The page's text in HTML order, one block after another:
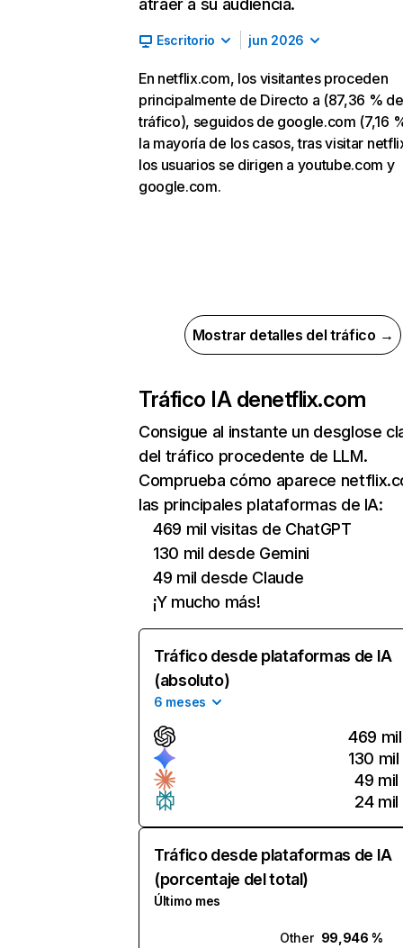
atraer a su audiencia.
Escritorio jun 2026
En netflix.com, los visitantes proceden
principalmente de Directo a (87,36 % de
tráfico), seguidos de google.com (7,16
la mayoría de los casos, tras visitar
los usuarios se dirigen a youtube.com y
google.com.
Mostrar detalles del tráfico →
Tráfico IA denetflix.com
Consigue al instante un desglose
del tráfico procedente de LLM.
Comprueba cómo aparece
las principales plataformas de IA:
469 mil visitas de ChatGPT
130 mil desde Gemini
49 mil desde Claude
¡Y mucho más!
Tráfico desde plataformas de IA
(absoluto)
6 meses
469 mil
130 mil
49 mil
24 mil
Tráfico desde plataformas de IA
(porcentaje del total)
Último mes
Other 99,946 %